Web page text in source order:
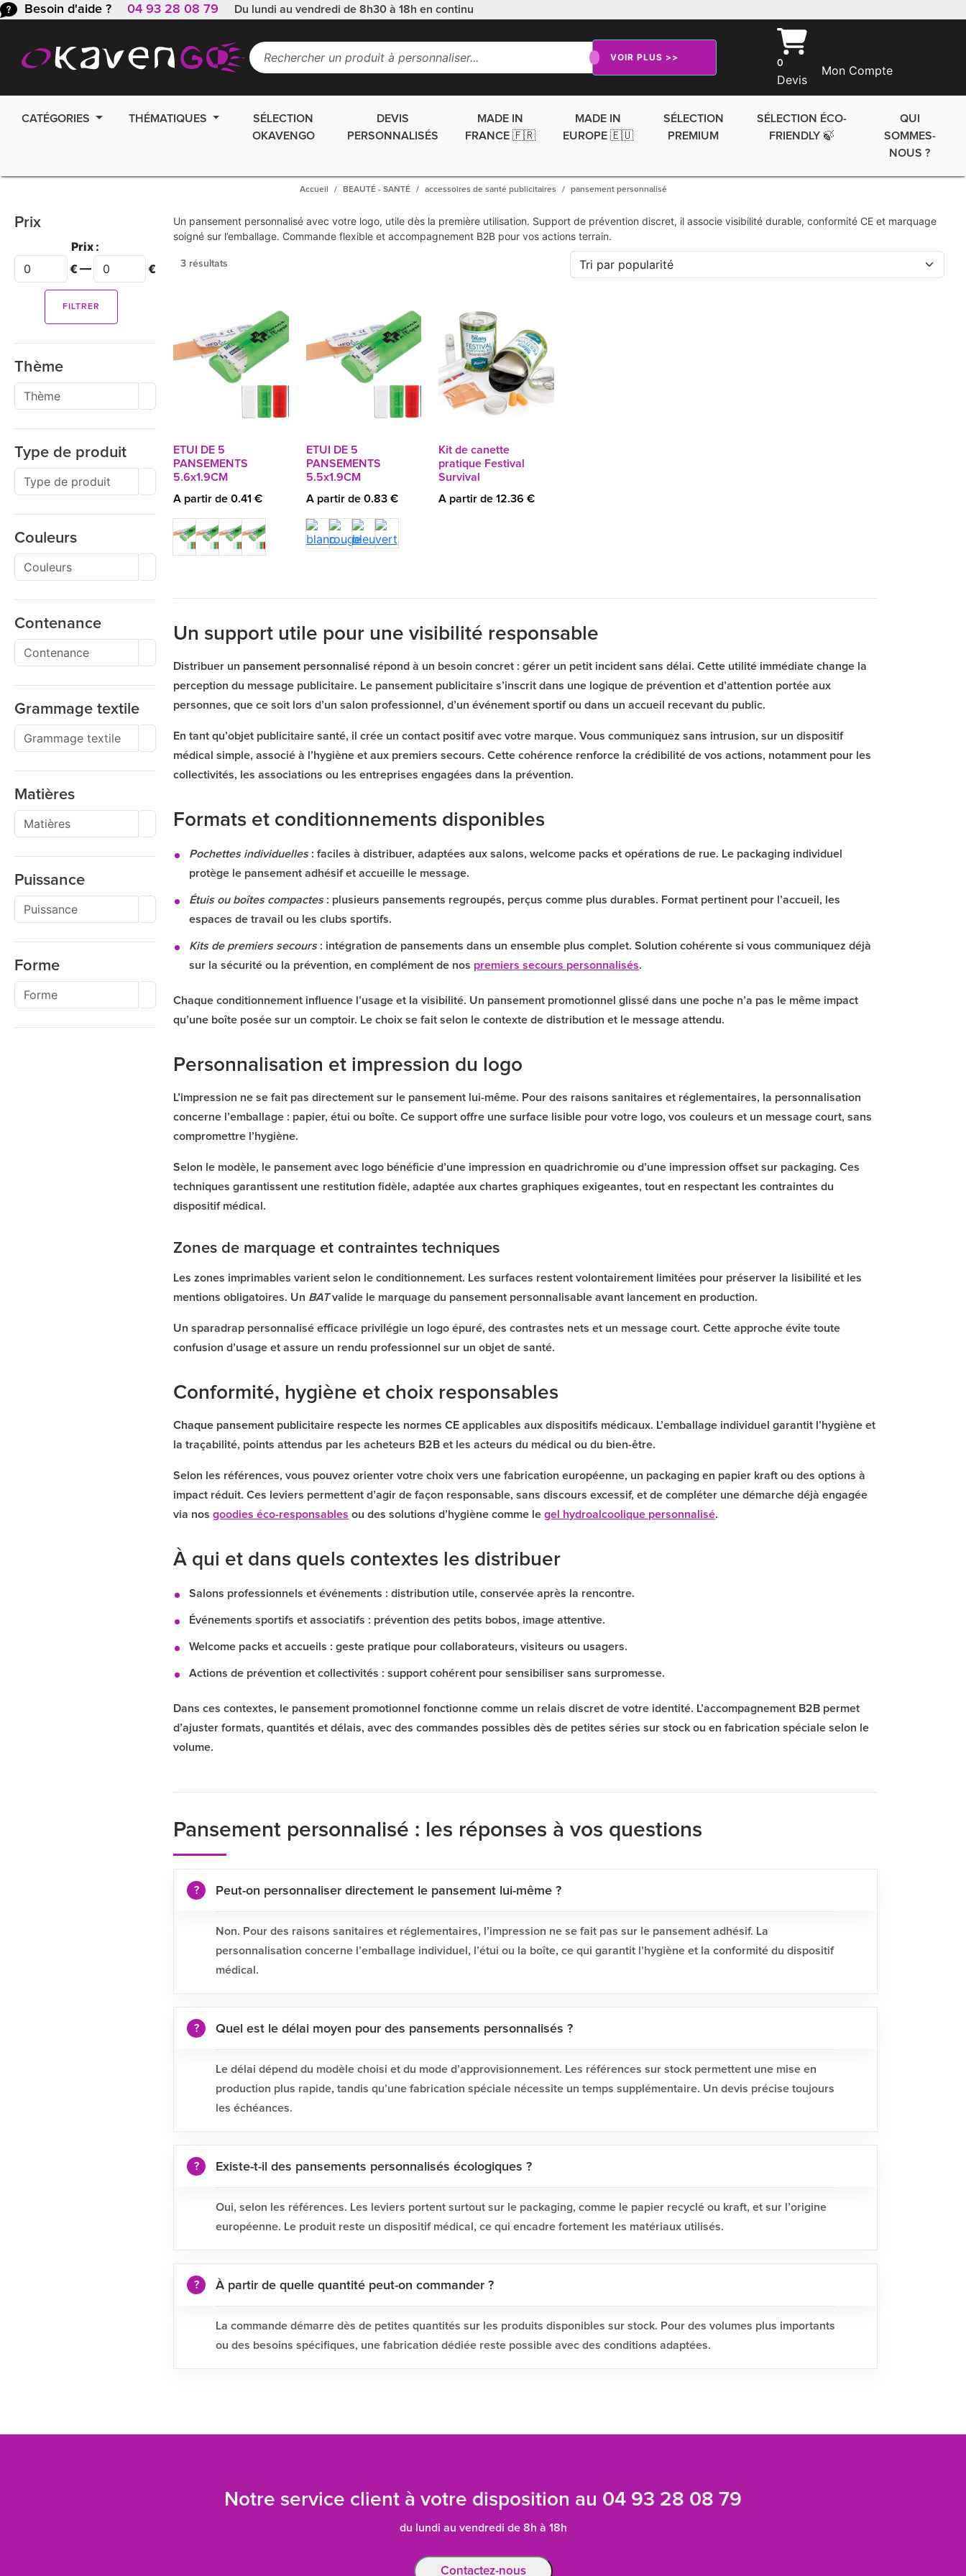
Besoin d'aide ? 04 93 28 08 79 Du lundi au vendredi de 8h30 à 18h en continu
VOIR PLUS >>
0
Devis
Mon Compte
CATÉGORIES THÉMATIQUES
SÉLECTION
OKAVENGO
DEVIS
PERSONNALISÉS
MADE IN
FRANCE 🇫🇷
MADE IN
EUROPE 🇪🇺
SÉLECTION
PREMIUM
SÉLECTION ÉCO-
FRIENDLY 🍃
QUI
SOMMES-
NOUS ?
Accueil BEAUTÉ - SANTÉ accessoires de santé publicitaires pansement personnalisé
Prix
FILTRER
€ — €
Prix :
Thème
Type de produit
Couleurs
Contenance
Grammage textile
Matières
Puissance
Forme
Un pansement personnalisé avec votre logo, utile dès la première utilisation. Support de prévention discret, il associe visibilité durable, conformité CE et marquage
soigné sur l’emballage. Commande flexible et accompagnement B2B pour vos actions terrain.
3 résultats
ETUI DE 5
PANSEMENTS
5.6x1.9CM
A partir de 0.41 €
ETUI DE 5
PANSEMENTS
5.5x1.9CM
A partir de 0.83 €
Kit de canette
pratique Festival
Survival
A partir de 12.36 €
Un support utile pour une visibilité responsable
Distribuer un pansement personnalisé répond à un besoin concret : gérer un petit incident sans délai. Cette utilité immédiate change la
perception du message publicitaire. Le pansement publicitaire s’inscrit dans une logique de prévention et d’attention portée aux
personnes, que ce soit lors d’un salon professionnel, d’un événement sportif ou dans un accueil recevant du public.
En tant qu’objet publicitaire santé, il crée un contact positif avec votre marque. Vous communiquez sans intrusion, sur un dispositif
médical simple, associé à l’hygiène et aux premiers secours. Cette cohérence renforce la crédibilité de vos actions, notamment pour les
collectivités, les associations ou les entreprises engagées dans la prévention.
Formats et conditionnements disponibles
Pochettes individuelles: faciles à distribuer, adaptées aux salons, welcome packs et opérations de rue. Le packaging individuel
protège le pansement adhésif et accueille le message.
Étuis ou boîtes compactes: plusieurs pansements regroupés, perçus comme plus durables. Format pertinent pour l’accueil, les
espaces de travail ou les clubs sportifs.
Kits de premiers secours: intégration de pansements dans un ensemble plus complet. Solution cohérente si vous communiquez déjà
sur la sécurité ou la prévention, en complément de nos premiers secours personnalisés.
Chaque conditionnement influence l’usage et la visibilité. Un pansement promotionnel glissé dans une poche n’a pas le même impact
qu’une boîte posée sur un comptoir. Le choix se fait selon le contexte de distribution et le message attendu.
Personnalisation et impression du logo
L’impression ne se fait pas directement sur le pansement lui-même. Pour des raisons sanitaires et réglementaires, la personnalisation
concerne l’emballage : papier, étui ou boîte. Ce support offre une surface lisible pour votre logo, vos couleurs et un message court, sans
compromettre l’hygiène.
Selon le modèle, le pansement avec logo bénéficie d’une impression en quadrichromie ou d’une impression offset sur packaging. Ces
techniques garantissent une restitution fidèle, adaptée aux chartes graphiques exigeantes, tout en respectant les contraintes du
dispositif médical.
Zones de marquage et contraintes techniques
Les zones imprimables varient selon le conditionnement. Les surfaces restent volontairement limitées pour préserver la lisibilité et les
mentions obligatoires. Un BATvalide le marquage du pansement personnalisable avant lancement en production.
Un sparadrap personnalisé efficace privilégie un logo épuré, des contrastes nets et un message court. Cette approche évite toute
confusion d’usage et assure un rendu professionnel sur un objet de santé.
Conformité, hygiène et choix responsables
Chaque pansement publicitaire respecte les normes CE applicables aux dispositifs médicaux. L’emballage individuel garantit l’hygiène et
la traçabilité, points attendus par les acheteurs B2B et les acteurs du médical ou du bien-être.
Selon les références, vous pouvez orienter votre choix vers une fabrication européenne, un packaging en papier kraft ou des options à
impact réduit. Ces leviers permettent d’agir de façon responsable, sans discours excessif, et de compléter une démarche déjà engagée
via nosgoodies éco-responsables ou des solutions d’hygiène comme legel hydroalcoolique personnalisé.
À qui et dans quels contextes les distribuer
Salons professionnels et événements : distribution utile, conservée après la rencontre.
Événements sportifs et associatifs : prévention des petits bobos, image attentive.
Welcome packs et accueils : geste pratique pour collaborateurs, visiteurs ou usagers.
Actions de prévention et collectivités : support cohérent pour sensibiliser sans surpromesse.
Dans ces contextes, le pansement promotionnel fonctionne comme un relais discret de votre identité. L’accompagnement B2B permet
d’ajuster formats, quantités et délais, avec des commandes possibles dès de petites séries sur stock ou en fabrication spéciale selon le
volume.
Pansement personnalisé : les réponses à vos questions
Peut-on personnaliser directement le pansement lui-même ?
Non. Pour des raisons sanitaires et réglementaires, l’impression ne se fait pas sur le pansement adhésif. La
personnalisation concerne l’emballage individuel, l’étui ou la boîte, ce qui garantit l’hygiène et la conformité du dispositif
médical.
Quel est le délai moyen pour des pansements personnalisés ?
Le délai dépend du modèle choisi et du mode d’approvisionnement. Les références sur stock permettent une mise en
production plus rapide, tandis qu’une fabrication spéciale nécessite un temps supplémentaire. Un devis précise toujours
les échéances.
Existe-t-il des pansements personnalisés écologiques ?
Oui, selon les références. Les leviers portent surtout sur le packaging, comme le papier recyclé ou kraft, et sur l’origine
européenne. Le produit reste un dispositif médical, ce qui encadre fortement les matériaux utilisés.
À partir de quelle quantité peut-on commander ?
La commande démarre dès de petites quantités sur les produits disponibles sur stock. Pour des volumes plus importants
ou des besoins spécifiques, une fabrication dédiée reste possible avec des conditions adaptées.
Notre service client à votre disposition au 04 93 28 08 79
du lundi au vendredi de 8h à 18h
Contactez-nous